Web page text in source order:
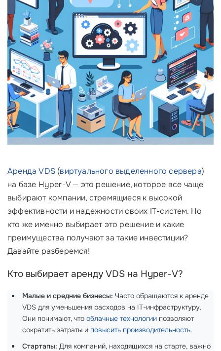
Аренда VDS (виртуального выделенного сервера)
на базе Hyper-V — это решение, которое все чаще
выбирают компании, стремящиеся к высокой
эффективности и надежности своих IT-систем. Но
кто же именно выбирает это решение и какие
преимущества получают за такие инвестиции?
Давайте разберемся!
Кто выбирает аренду VDS на Hyper-V?
Малые и средние бизнесы: Часто обращаются к аренде
VDS для уменьшения расходов на IT-инфраструктуру.
Они понимают, что облачные технологии позволяют
сократить затраты и повысить производительность.
Стартапы: Для компаний, находящихся на старте, важно